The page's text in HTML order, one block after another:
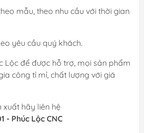
mẫu, theo nhu cầu với thời gian
yêu cầu quý khách.
Lộc để được hỗ trợ, mọi sản phẩm
công tỉ mỉ, chất lượng với giá
xuất hãy liên hệ
- Phúc Lộc CNC